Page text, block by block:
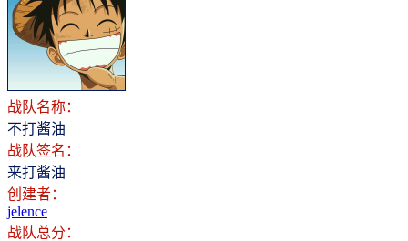
注册
战队名称：
不打酱油
战队签名：
来打酱油
创建者：
jelence
战队总分：